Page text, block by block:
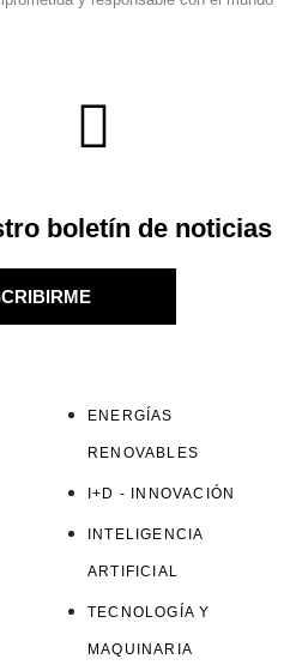
boletín de noticias
ENERGÍAS
RENOVABLES
I+D - INNOVACIÓN
INTELIGENCIA
ARTIFICIAL
TECNOLOGÍA Y
MAQUINARIA